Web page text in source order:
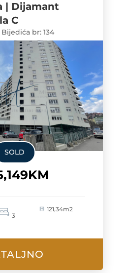
| Dijamant
C
br: 134
SOLD
3
121,34m2